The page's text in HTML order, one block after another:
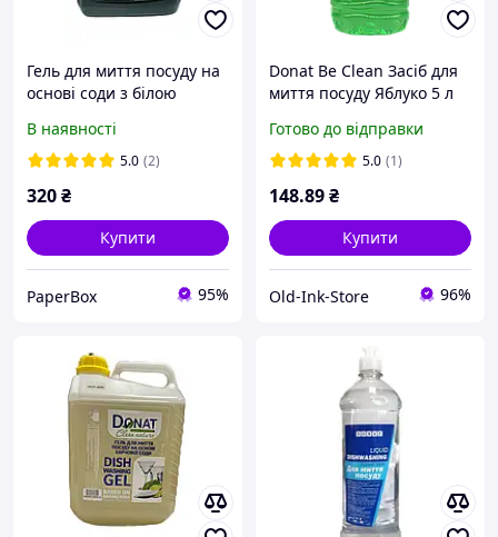
Гель для миття посуду на
основі соди з білою
Nature 5 л (ПХВ флакон)
В наявності
5.0 (2)
320₴
Купити
PaperBox 95%
Donat Be Clean Засіб для
миття посуду Яблуко 5 л
Готово до відправки
5.0 (1)
148.89₴
Купити
Old-Ink-Store 96%